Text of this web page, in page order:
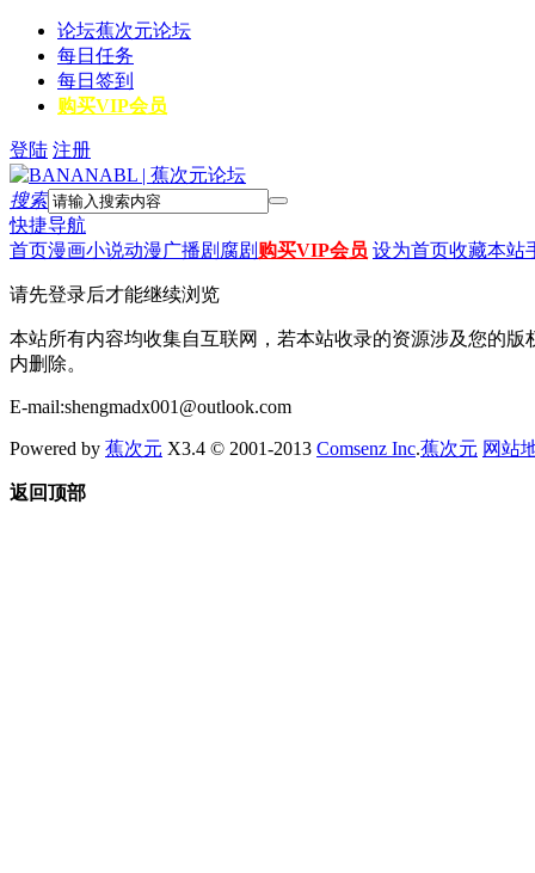
论坛蕉次元论坛
每日任务
每日签到
购买VIP会员
登陆 注册
搜索
快捷导航
首页漫画小说动漫广播剧 腐剧 购买VIP会员 设为首页收藏本站
请先登录后才能继续浏览
本站所有内容均收集自互联网，若本站收录的资源涉及您的
内删除。
E-mail:shengmadx001@outlook.com
Powered by 蕉次元 X3.4 © 2001-2013 Comsenz Inc.蕉次元 网站
返回顶部